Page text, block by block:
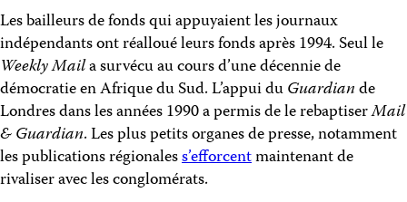
Les bailleurs de fonds qui appuyaient les journaux
indépendants ont réalloué leurs fonds après 1994. Seul le
Weekly Maila survécu au cours d’une décennie de
démocratie en Afrique du Sud. L’appui duGuardiande
Londres dans les années 1990 a permis de le rebaptiserMail
& Guardian. Les plus petits organes de presse, notamment
les publications régionaless’efforcentmaintenant de
rivaliser avec les conglomérats.